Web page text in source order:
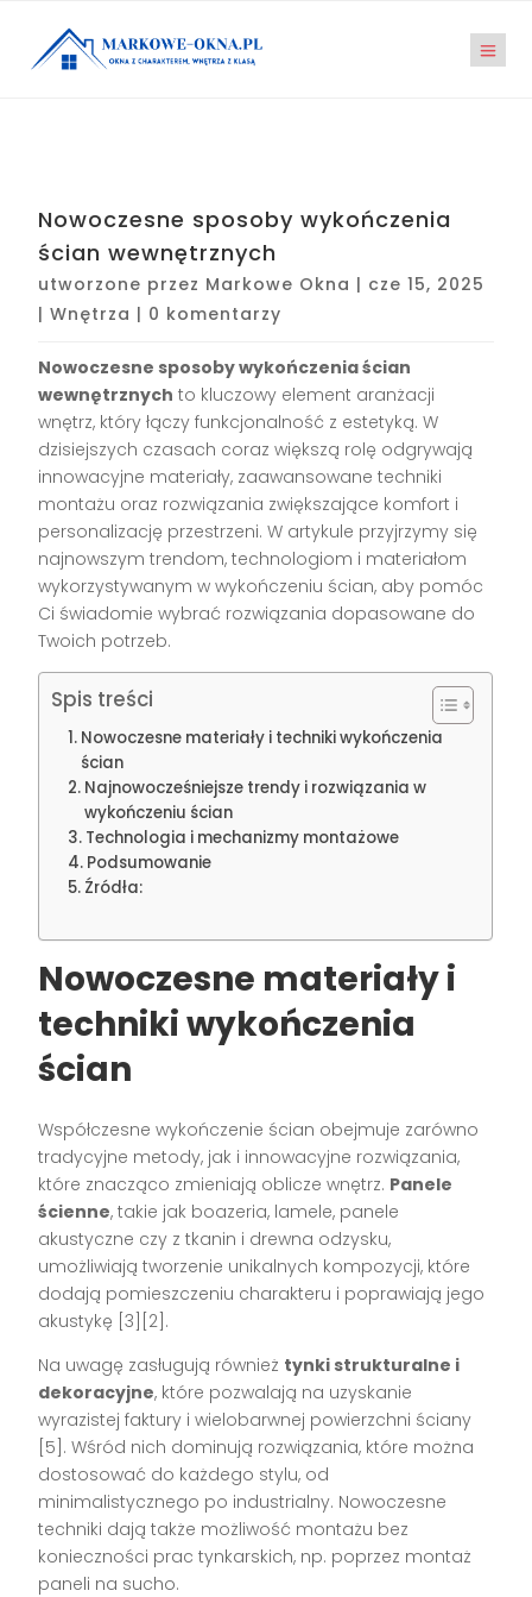
Nowoczesne sposoby wykończenia
ścian wewnętrznych
utworzone przez Markowe Okna | cze 15, 2025
|Wnętrza | 0 komentarzy
Nowoczesne sposoby wykończenia ścian
wewnętrznych to kluczowy element aranżacji
wnętrz, który łączy funkcjonalność z estetyką. W
dzisiejszych czasach coraz większą rolę odgrywają
innowacyjne materiały, zaawansowane techniki
montażu oraz rozwiązania zwiększające komfort i
personalizację przestrzeni. W artykule przyjrzymy się
najnowszym trendom, technologiom i materiałom
wykorzystywanym w wykończeniu ścian, aby pomóc
Ci świadomie wybrać rozwiązania dopasowane do
Twoich potrzeb.
Spis treści
Nowoczesne materiały i techniki wykończenia
ścian
Najnowocześniejsze trendy i rozwiązania w
wykończeniu ścian
Technologia i mechanizmy montażowe
Podsumowanie
Źródła:
Nowoczesne materiały i
techniki wykończenia
ścian
Współczesne wykończenie ścian obejmuje zarówno
tradycyjne metody, jak i innowacyjne rozwiązania,
które znacząco zmieniają oblicze wnętrz. Panele
ścienne, takie jak boazeria, lamele, panele
akustyczne czy z tkanin i drewna odzysku,
umożliwiają tworzenie unikalnych kompozycji, które
dodają pomieszczeniu charakteru i poprawiają jego
akustykę [3][2].
Na uwagę zasługują również tynki strukturalne i
dekoracyjne, które pozwalają na uzyskanie
wyrazistej faktury i wielobarwnej powierzchni ściany
[5]. Wśród nich dominują rozwiązania, które można
dostosować do każdego stylu, od
minimalistycznego po industrialny. Nowoczesne
techniki dają także możliwość montażu bez
konieczności prac tynkarskich, np. poprzez montaż
paneli na sucho.